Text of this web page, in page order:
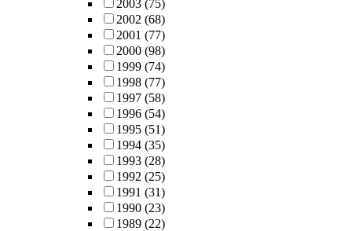
2003 (75)
2002 (68)
2001 (77)
2000 (98)
1999 (74)
1998 (77)
1997 (58)
1996 (54)
1995 (51)
1994 (35)
1993 (28)
1992 (25)
1991 (31)
1990 (23)
1989 (22)